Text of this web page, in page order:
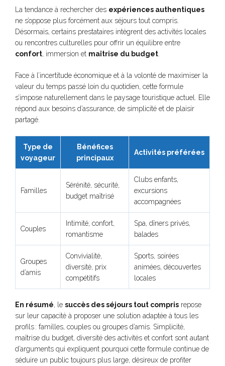
La tendance à rechercher des expériences authentiques
ne s’oppose plus forcément aux séjours tout compris.
Désormais, certains prestataires intègrent des activités locales
ou rencontres culturelles pour offrir un équilibre entre
confort, immersion et maîtrise du budget
Face à l’incertitude économique et à la volonté de maximiser la
valeur du temps passé loin du quotidien, cette formule
s’impose naturellement dans le paysage touristique actuel. Elle
répond aux besoins d’assurance, de simplicité et de plaisir
partagé.
Type de
voyageur
Bénéfices
principaux
Activités préférées
Familles
Sérénité, sécurité,
budget maîtrisé
Clubs enfants,
excursions
accompagnées
Couples
Intimité, confort,
romantisme
Spa, dîners privés,
balades
Groupes
d’amis
Convivialité,
diversité, prix
compétitifs
Sports, soirées
animées, découvertes
locales
En résumé, le succès des séjours tout compris repose
sur leur capacité à proposer une solution adaptée à tous les
profils : familles, couples ou groupes d’amis. Simplicité,
maîtrise du budget, diversité des activités et confort sont autant
d’arguments qui expliquent pourquoi cette formule continue de
séduire un public toujours plus large, désireux de profiter